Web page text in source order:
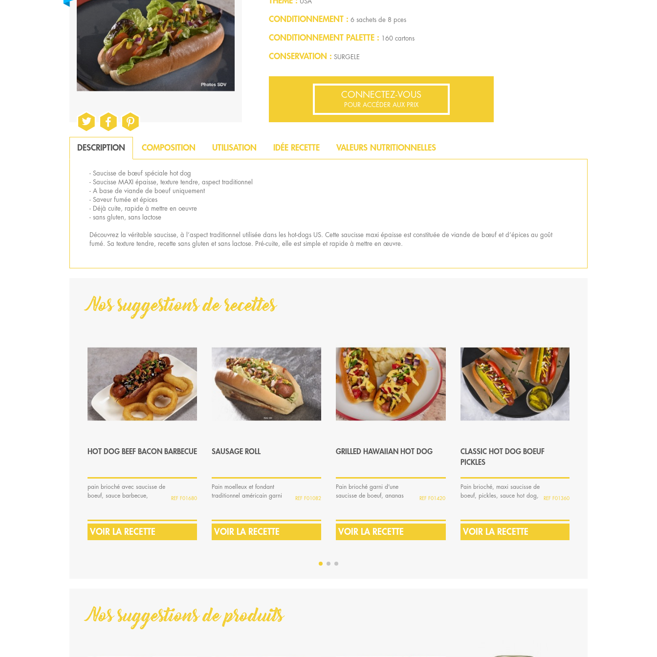
CONDITIONNEMENT 6 sachets de 8 pces
CONDITIONNEMENT PALETTE 160 cartons
CONSERVATION SURGELE
CONNECTEZ-VOUS
POUR ACCÉDER AUX PRIX
DESCRIPTION COMPOSITION UTILISATION IDÉE RECETTE VALEURS NUTRITIONNELLES
- Saucisse de bœuf spéciale hot dog
- Saucisse MAXI épaisse, texture tendre, aspect traditionnel
- A base de viande de boeuf uniquement
- Saveur fumée et épices
- Déjà cuite, rapide à mettre en oeuvre
- sans gluten, sans lactose
Découvrez la véritable saucisse, à l’aspect traditionnel utilisée dans les hot-dogs US. Cette saucisse maxi épaisse est constituée de viande de bœuf et d’épices au goût
fumé. Sa texture tendre, recette sans gluten et sans lactose. Pré-cuite, elle est simple et rapide à mettre en œuvre.
Nos suggestions de recettes
HOT DOG BEEF BACON BARBECUE
pain brioché avec saucisse de
boeuf, sauce barbecue,
F01680
VOIR LA RECETTE
SAUSAGE ROLL
Pain moelleux et fondant
traditionnel américain garni
F01082
VOIR LA RECETTE
GRILLED HAWAIIAN HOT DOG
Pain brioché garni d'une
saucisse de boeuf, ananas
F01420
VOIR LA RECETTE
CLASSIC HOT DOG BOEUF
PICKLES
Pain brioché, maxi saucisse de
boeuf, pickles, sauce hot dog,
F01360
VOIR LA RECETTE
Nos suggestions de produits